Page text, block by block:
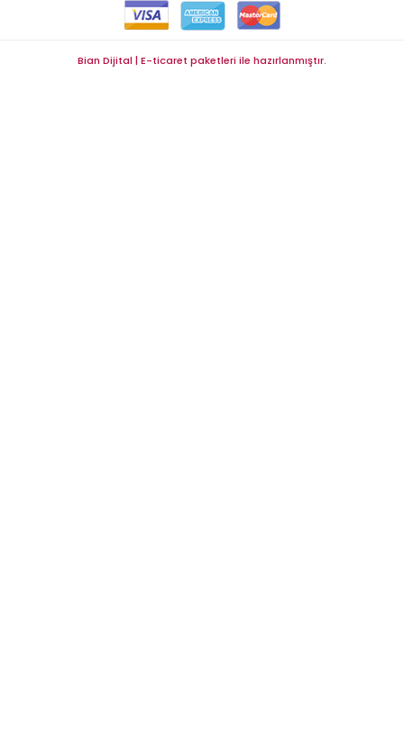
Bian Dijital | E-ticaret paketleri ile hazırlanmıştır.